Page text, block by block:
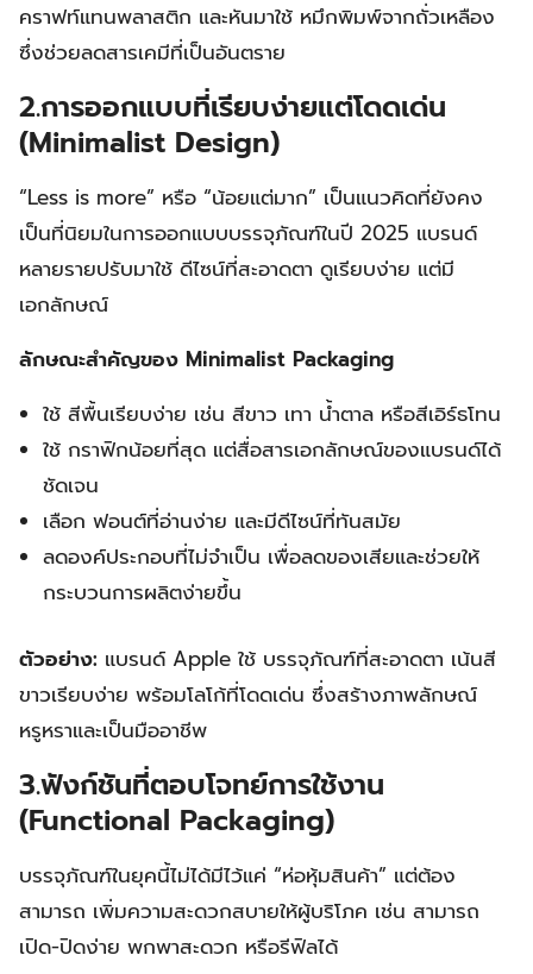
คราฟท์แทนพลาสติก และหันมาใช้ หมึกพิมพ์จากถั่วเหลือง
ซึ่งช่วยลดสารเคมีที่เป็นอันตราย
2.การออกแบบที่เรียบง่ายแต่โดดเด่น
(Minimalist Design)
“Less is more” หรือ “น้อยแต่มาก” เป็นแนวคิดที่ยังคง
เป็นที่นิยมในการออกแบบบรรจุภัณฑ์ในปี 2025 แบรนด์
หลายรายปรับมาใช้ ดีไซน์ที่สะอาดตา ดูเรียบง่าย แต่มี
เอกลักษณ์
ลักษณะสำคัญของ Minimalist Packaging
ใช้ สีพื้นเรียบง่าย เช่น สีขาว เทา น้ำตาล หรือสีเอิร์ธโทน
ใช้ กราฟิกน้อยที่สุด แต่สื่อสารเอกลักษณ์ของแบรนด์ได้
ชัดเจน
เลือก ฟอนต์ที่อ่านง่าย และมีดีไซน์ที่ทันสมัย
ลดองค์ประกอบที่ไม่จำเป็น เพื่อลดของเสียและช่วยให้
กระบวนการผลิตง่ายขึ้น
ตัวอย่าง: แบรนด์ Apple ใช้ บรรจุภัณฑ์ที่สะอาดตา เน้นสี
ขาวเรียบง่าย พร้อมโลโก้ที่โดดเด่น ซึ่งสร้างภาพลักษณ์
หรูหราและเป็นมืออาชีพ
3.ฟังก์ชันที่ตอบโจทย์การใช้งาน
(Functional Packaging)
บรรจุภัณฑ์ในยุคนี้ไม่ได้มีไว้แค่ “ห่อหุ้มสินค้า” แต่ต้อง
สามารถ เพิ่มความสะดวกสบายให้ผู้บริโภค เช่น สามารถ
เปิด-ปิดง่าย พกพาสะดวก หรือรีฟิลได้